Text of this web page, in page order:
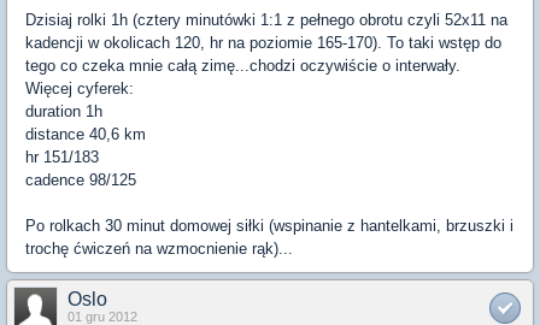
Dzisiaj rolki 1h (cztery minutówki 1:1 z pełnego obrotu czyli 52x11 na
kadencji w okolicach 120, hr na poziomie 165-170). To taki wstęp do
tego co czeka mnie całą zimę...chodzi oczywiście o interwały.
Więcej cyferek:
duration 1h
distance 40,6 km
hr 151/183
cadence 98/125
Po rolkach 30 minut domowej siłki (wspinanie z hantelkami, brzuszki i
trochę ćwiczeń na wzmocnienie rąk)...
Oslo
01 gru 2012